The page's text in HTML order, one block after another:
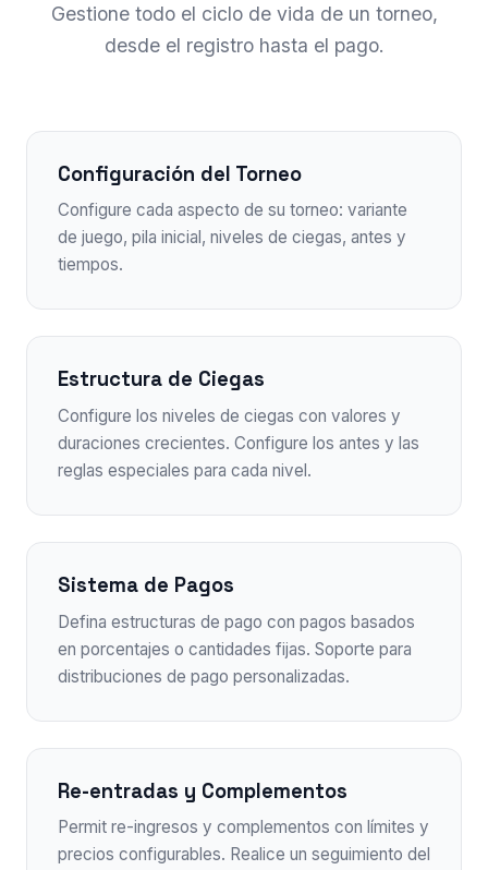
Gestione todo el ciclo de vida de un torneo,
desde el registro hasta el pago.
Configuración del Torneo
Configure cada aspecto de su torneo: variante
de juego, pila inicial, niveles de ciegas, antes y
tiempos.
Estructura de Ciegas
Configure los niveles de ciegas con valores y
duraciones crecientes. Configure los antes y las
reglas especiales para cada nivel.
Sistema de Pagos
Defina estructuras de pago con pagos basados
en porcentajes o cantidades fijas. Soporte para
distribuciones de pago personalizadas.
Re-entradas y Complementos
Permit re-ingresos y complementos con límites y
precios configurables. Realice un seguimiento del